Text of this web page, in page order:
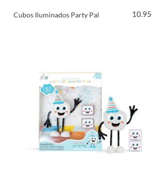
Cubos Iluminados Party Pal 10.95